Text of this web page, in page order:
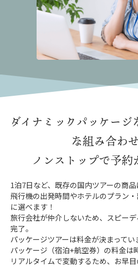
ダイナミックパッケージ
な組み合わ
ノンストップで予
1泊7日など、既存の国内ツアーの商
飛行機の出発時間やホテルのプラン
に選べます！
旅行会社が仲介しないため、スピー
完了。
パッケージツアーは料金が決まって
パッケージ（宿泊+航空券）の料金は
リアルタイムで変動するため、お早